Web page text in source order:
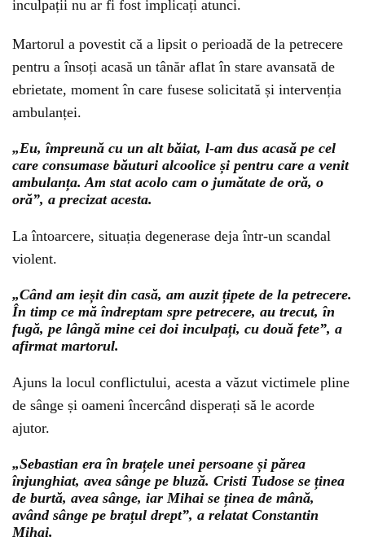
inculpații nu ar fi fost implicați atunci.
Martorul a povestit că a lipsit o perioadă de la petrecere
pentru a însoți acasă un tânăr aflat în stare avansată de
ebrietate, moment în care fusese solicitată și intervenția
ambulanței.
„Eu, împreună cu un alt băiat, l-am dus acasă pe cel
care consumase băuturi alcoolice și pentru care a venit
ambulanța. Am stat acolo cam o jumătate de oră, o
oră”, a precizat acesta.
La întoarcere, situația degenerase deja într-un scandal
violent.
„Când am ieșit din casă, am auzit țipete de la petrecere.
În timp ce mă îndreptam spre petrecere, au trecut, în
fugă, pe lângă mine cei doi inculpați, cu două fete”, a
afirmat martorul.
Ajuns la locul conflictului, acesta a văzut victimele pline
de sânge și oameni încercând disperați să le acorde
ajutor.
„Sebastian era în brațele unei persoane și părea
înjunghiat, avea sânge pe bluză. Cristi Tudose se ținea
de burtă, avea sânge, iar Mihai se ținea de mână,
având sânge pe brațul drept”, a relatat Constantin
Mihai.